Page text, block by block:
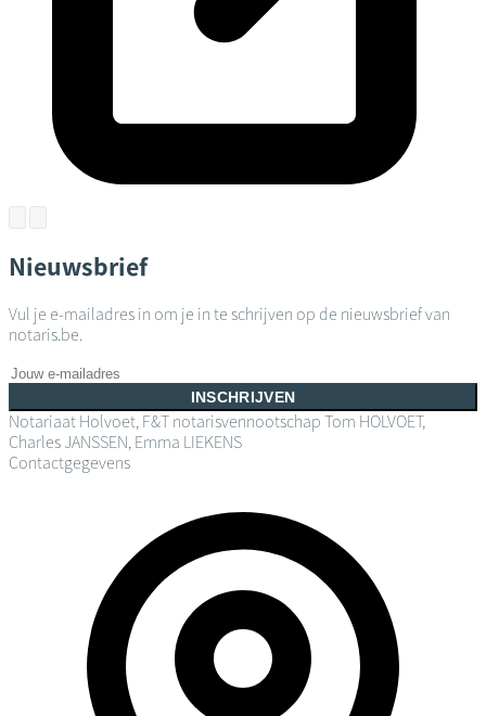
Nieuwsbrief
Vul je e-mailadres in om je in te schrijven op de nieuwsbrief van
notaris.be.
INSCHRIJVEN
Notariaat Holvoet, F&T notarisvennootschap Tom HOLVOET,
Charles JANSSEN, Emma LIEKENS
Contactgegevens